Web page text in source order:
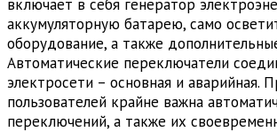
включает в себя генератор
аккумуляторную батарею, само
оборудование, а также
Автоматические переключатели
электросети – основная и аварийная.
пользователей крайне важна
переключений, а также их